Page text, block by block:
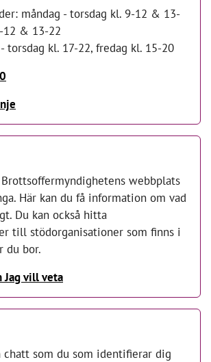
måndag - torsdag kl. 9-12 & 13-
12 & 13-22
torsdag kl. 17-22, fredag kl. 15-20
webbplats
Här kan du få information om vad
Du kan också hitta
till stödorganisationer som finns i
du bor.
Jag vill veta
chatt som du som identifierar dig